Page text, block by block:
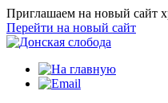
Приглашаем на новый сайт
Перейти на новый сайт